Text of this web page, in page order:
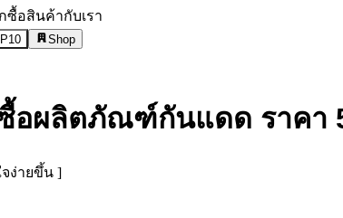
อสินค้ากับเรา
Shop
อผลิตภัณฑ์กันแดด ราคา
ง่ายขึ้น ]